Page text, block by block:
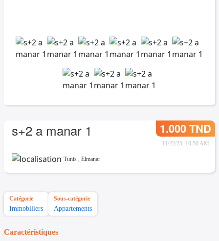
s+2 a manar 1 1.000 TND
11/22/25, 10:50 AM
Tunis , Elmanar
Catégorie
Immobiliers
Sous-catégorie
Appartements
Caractéristiques